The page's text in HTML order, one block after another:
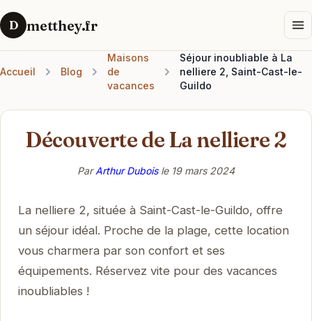
D metthey.fr
Accueil Blog
Maisons
de
vacances
Séjour inoubliable à La
nelliere 2, Saint-Cast-le-
Guildo
Découverte de La nelliere 2
ParArthur Duboisle 19 mars 2024
La nelliere 2, située à Saint-Cast-le-Guildo, offre
un séjour idéal. Proche de la plage, cette location
vous charmera par son confort et ses
équipements. Réservez vite pour des vacances
inoubliables !